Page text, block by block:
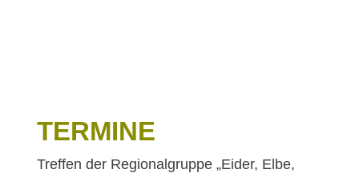
TERMINE
Treffen der Regionalgruppe „Eider, Elbe,